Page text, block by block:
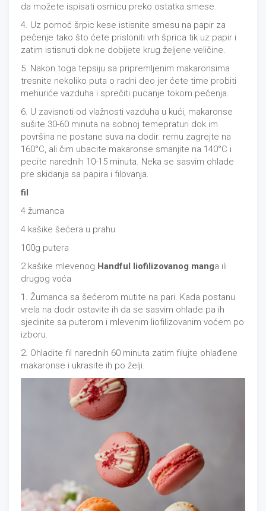
da možete ispisati osmicu preko ostatka smese.
4. Uz pomoć šrpic kese istisnite smesu na papir za
pečenje tako što ćete prisloniti vrh šprica tik uz papir i
zatim istisnuti dok ne dobijete krug željene veličine.
5. Nakon toga tepsiju sa pripremljenim makaronsima
tresnite nekoliko puta o radni deo jer ćete time probiti
mehuriće vazduha i sprečiti pucanje tokom pečenja.
6. U zavisnoti od vlažnosti vazduha u kući, makaronse
sušite 30-60 minuta na sobnoj temepraturi dok im
površina ne postane suva na dodir. rernu zagrejte na
160°C, ali čim ubacite makaronse smanjite na 140°C i
pecite narednih 10-15 minuta. Neka se sasvim ohlade
pre skidanja sa papira i filovanja.
fil
4 žumanca
4 kašike šećera u prahu
100g putera
2 kašike mlevenog Handful liofilizovanog manga ili
drugog voća
1. Žumanca sa šećerom mutite na pari. Kada postanu
vrela na dodir ostavite ih da se sasvim ohlade pa ih
sjedinite sa puterom i mlevenim liofilizovanim voćem po
izboru.
2. Ohladite fil narednih 60 minuta zatim filujte ohlađene
makaronse i ukrasite ih po želji.